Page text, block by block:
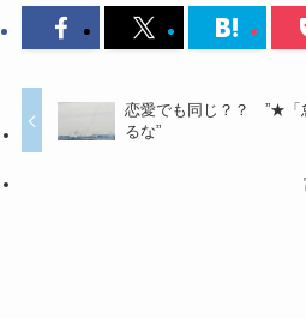
恋愛でも同じ？？ ”★「
るな”